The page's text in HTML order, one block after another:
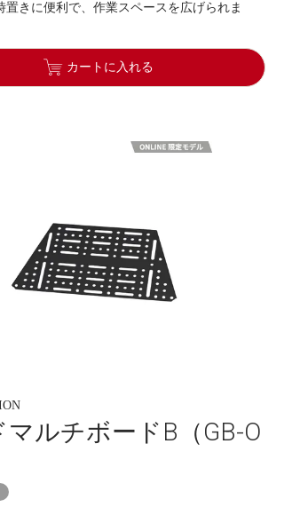
置きに便利で、作業スペースを広げられま
カートに入れる
マルチボードB（GB-O